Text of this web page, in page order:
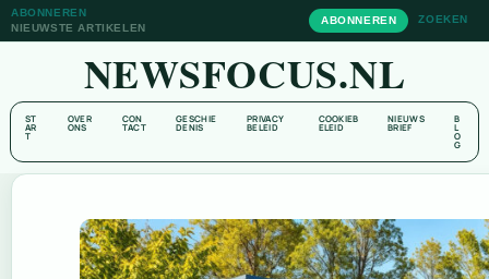
ABONNEREN
NIEUWSTE ARTIKELEN
ABONNEREN ZOEKEN
NEWSFOCUS.NL
ST
AR
T
OVER
ONS
CON
TACT
GESCHIE
DENIS
PRIVACY
BELEID
COOKIEB
ELEID
NIEUWS
BRIEF
B
L
O
G